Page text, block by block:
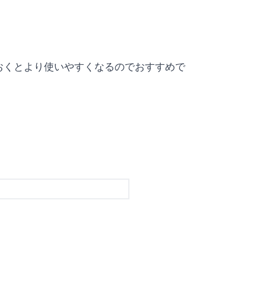
とより使いやすくなるのでおすすめで